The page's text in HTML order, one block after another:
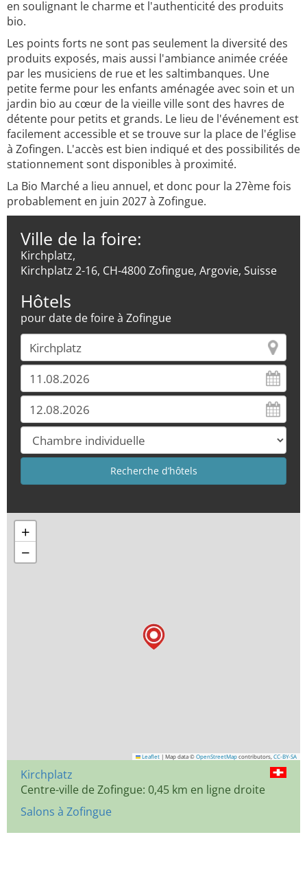
en soulignant le charme et l'authenticité des produits
bio.
Les points forts ne sont pas seulement la diversité des
produits exposés, mais aussi l'ambiance animée créée
par les musiciens de rue et les saltimbanques. Une
petite ferme pour les enfants aménagée avec soin et un
jardin bio au cœur de la vieille ville sont des havres de
détente pour petits et grands. Le lieu de l'événement est
facilement accessible et se trouve sur la place de l'église
à Zofingen. L'accès est bien indiqué et des possibilités de
stationnement sont disponibles à proximité.
La Bio Marché a lieu annuel, et donc pour la 27ème fois
probablement en juin 2027 à Zofingue.
Ville de la foire:
Kirchplatz,
Kirchplatz 2-16, CH-4800 Zofingue, Argovie, Suisse
Hôtels
pour date de foire à Zofingue
+
−
Leaflet | Map data © OpenStreetMap contributors, CC-BY-SA
Kirchplatz
Centre-ville de Zofingue: 0,45 km en ligne droite
Salons à Zofingue